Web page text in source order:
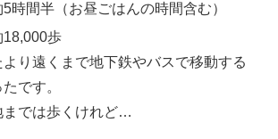
5時間半（お昼ごはんの時間含む）
18,000歩
り遠くまで地下鉄やバスで移動する
です。
までは歩くけれど…